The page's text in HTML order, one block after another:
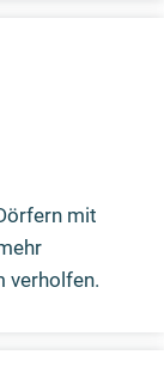
mit
verholfen.